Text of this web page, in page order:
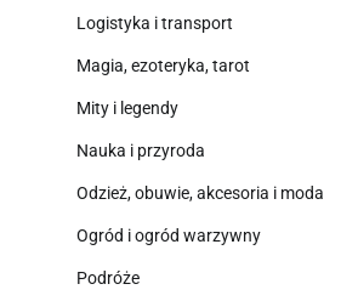
Logistyka i transport
Magia, ezoteryka, tarot
Mity i legendy
Nauka i przyroda
Odzież, obuwie, akcesoria i moda
Ogród i ogród warzywny
Podróże